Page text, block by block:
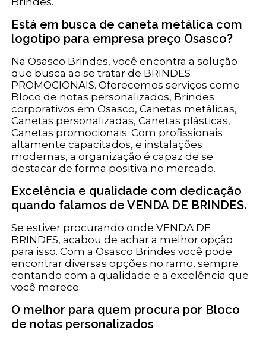
Está em busca de caneta metálica com
logotipo para empresa preço Osasco?
Na Osasco Brindes, você encontra a solução
que busca ao se tratar de BRINDES
PROMOCIONAIS. Oferecemos serviços como
Bloco de notas personalizados, Brindes
corporativos em Osasco, Canetas metálicas,
Canetas personalizadas, Canetas plásticas,
Canetas promocionais. Com profissionais
altamente capacitados, e instalações
modernas, a organização é capaz de se
destacar de forma positiva no mercado.
Excelência e qualidade com dedicação
quando falamos de VENDA DE BRINDES.
Se estiver procurando onde VENDA DE
BRINDES, acabou de achar a melhor opção
para isso. Com a Osasco Brindes você pode
encontrar diversas opções no ramo, sempre
contando com a qualidade e a excelência que
você merece.
O melhor para quem procura por Bloco
de notas personalizados